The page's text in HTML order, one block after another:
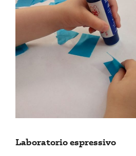
Laboratorio espressivo